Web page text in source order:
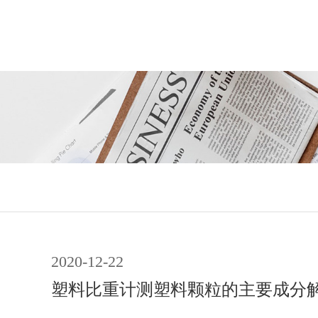
2020-12-22
塑料比重计测塑料颗粒的主要成分